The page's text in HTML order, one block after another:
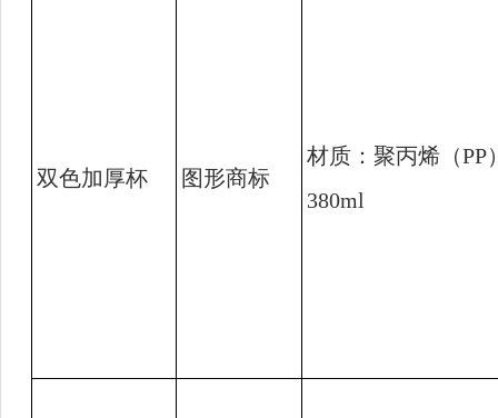
双色加厚杯 图形商标
材质：聚丙烯（PP
380ml